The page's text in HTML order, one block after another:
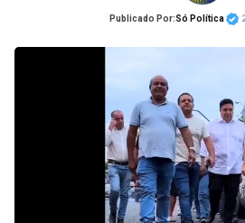
Publicado Por:Só Política